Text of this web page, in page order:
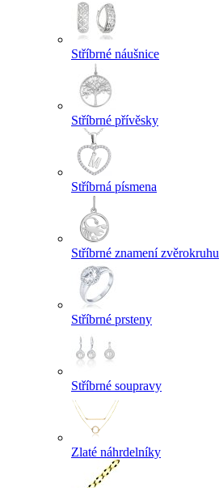
Stříbrné náušnice
Stříbrné přívěsky
Stříbrná písmena
Stříbrné znamení zvěrokruhu
Stříbrné prsteny
Stříbrné soupravy
Zlaté náhrdelníky